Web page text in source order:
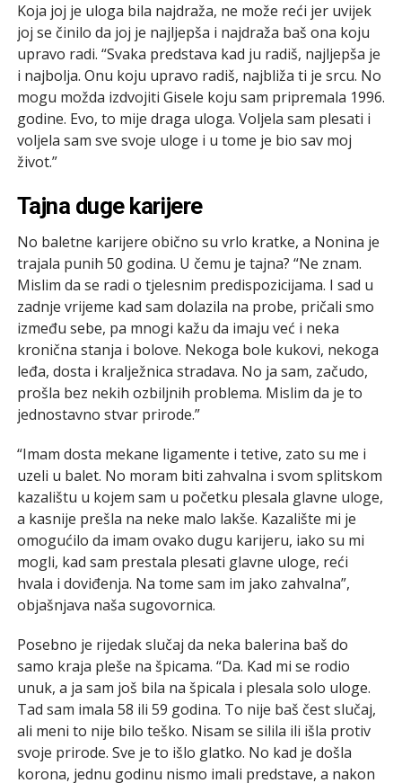
Koja joj je uloga bila najdraža, ne može reći jer uvijek
joj se činilo da joj je najljepša i najdraža baš ona koju
upravo radi. “Svaka predstava kad ju radiš, najljepša je
i najbolja. Onu koju upravo radiš, najbliža ti je srcu. No
mogu možda izdvojiti Gisele koju sam pripremala 1996.
godine. Evo, to mije draga uloga. Voljela sam plesati i
voljela sam sve svoje uloge i u tome je bio sav moj
život.”
Tajna duge karijere
No baletne karijere obično su vrlo kratke, a Nonina je
trajala punih 50 godina. U čemu je tajna? “Ne znam.
Mislim da se radi o tjelesnim predispozicijama. I sad u
zadnje vrijeme kad sam dolazila na probe, pričali smo
između sebe, pa mnogi kažu da imaju već i neka
kronična stanja i bolove. Nekoga bole kukovi, nekoga
leđa, dosta i kralježnica stradava. No ja sam, začudo,
prošla bez nekih ozbiljnih problema. Mislim da je to
jednostavno stvar prirode.”
“Imam dosta mekane ligamente i tetive, zato su me i
uzeli u balet. No moram biti zahvalna i svom splitskom
kazalištu u kojem sam u početku plesala glavne uloge,
a kasnije prešla na neke malo lakše. Kazalište mi je
omogućilo da imam ovako dugu karijeru, iako su mi
mogli, kad sam prestala plesati glavne uloge, reći
hvala i doviđenja. Na tome sam im jako zahvalna”,
objašnjava naša sugovornica.
Posebno je rijedak slučaj da neka balerina baš do
samo kraja pleše na špicama. “Da. Kad mi se rodio
unuk, a ja sam još bila na špicala i plesala solo uloge.
Tad sam imala 58 ili 59 godina. To nije baš čest slučaj,
ali meni to nije bilo teško. Nisam se silila ili išla protiv
svoje prirode. Sve je to išlo glatko. No kad je došla
korona, jednu godinu nismo imali predstave, a nakon